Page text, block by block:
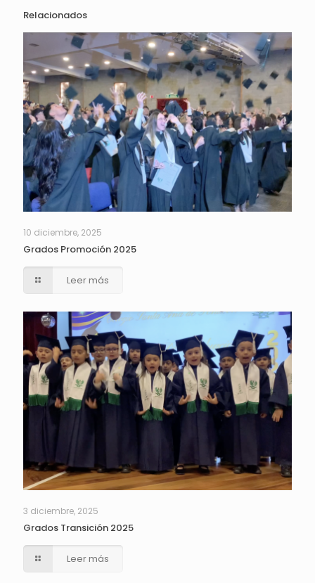
Relacionados
10 diciembre, 2025
Grados Promoción 2025
Leer más
3 diciembre, 2025
Grados Transición 2025
Leer más